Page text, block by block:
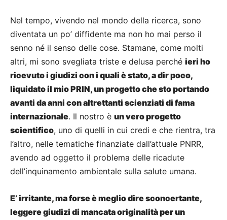
Nel tempo, vivendo nel mondo della ricerca, sono
diventata un po’ diffidente ma non ho mai perso il
senno né il senso delle cose. Stamane, come molti
altri, mi sono svegliata triste e delusa perché ieri ho
ricevuto i giudizi con i quali è stato, a dir poco,
liquidato il mio PRIN, un progetto che sto portando
avanti da anni con altrettanti scienziati di fama
internazionale. Il nostro è un vero progetto
scientifico, uno di quelli in cui credi e che rientra, tra
l’altro, nelle tematiche finanziate dall’attuale PNRR,
avendo ad oggetto il problema delle ricadute
dell’inquinamento ambientale sulla salute umana.
E’ irritante, ma forse è meglio dire sconcertante,
leggere giudizi di mancata originalità per un